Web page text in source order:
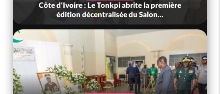
Côte d'Ivoire : Le Tonkpi abrite la première
édition décentralisée du Salon...